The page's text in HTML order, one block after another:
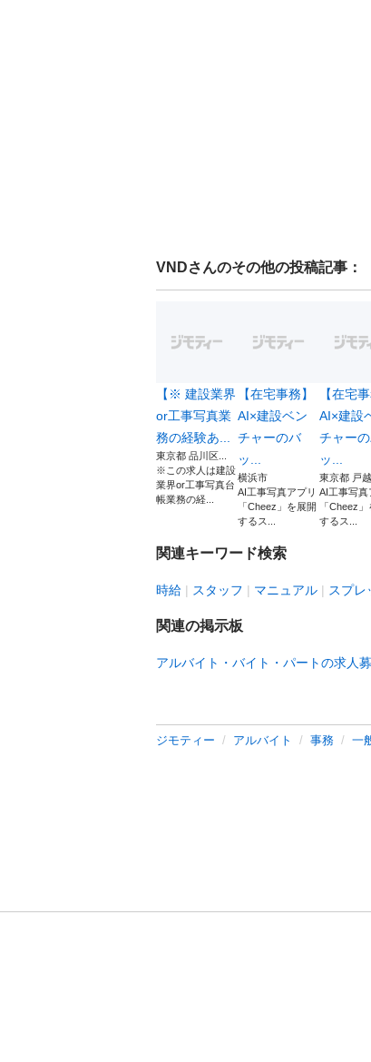
VNDさんのその他の投稿記事：
【※ 建設業界
or工事写真業
務の経験あ...
東京都 品川区...
※この求人は建設
業界or工事写真台
帳業務の経...
【在宅事務】
AI×建設ベン
チャーのバ
ッ...
横浜市
AI工事写真アプリ
「Cheez」を展開
するス...
【在宅事
AI×建設
チャー
ッ...
東京都 戸越
AI工事写真
「Cheez
するス...
関連キーワード検索
時給 スタッフ マニュアル スプレ
関連の掲示板
アルバイト・バイト・パートの求人
ジモティー アルバイト 事務 一